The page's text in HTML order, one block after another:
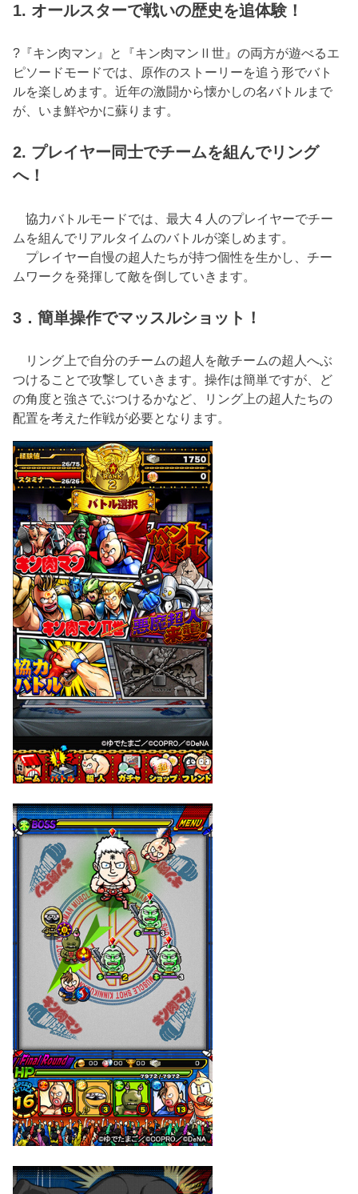
1. オールスターで戦いの歴史を追体験！
?『キン肉マン』と『キン肉マンⅡ世』の両方が遊べるエ
ピソードモードでは、原作のストーリーを追う形でバト
ルを楽しめます。近年の激闘から懐かしの名バトルまで
が、いま鮮やかに蘇ります。
2. プレイヤー同士でチームを組んでリング
へ！
協力バトルモードでは、最大 4 人のプレイヤーでチー
ムを組んでリアルタイムのバトルが楽しめます。
プレイヤー自慢の超人たちが持つ個性を生かし、チー
ムワークを発揮して敵を倒していきます。
3．簡単操作でマッスルショット！
リング上で自分のチームの超人を敵チームの超人へぶ
つけることで攻撃していきます。操作は簡単ですが、ど
の角度と強さでぶつけるかなど、リング上の超人たちの
配置を考えた作戦が必要となります。